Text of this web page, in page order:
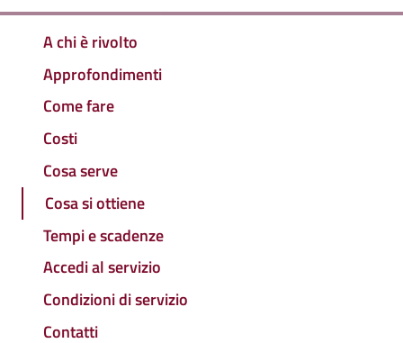
A chi è rivolto
Approfondimenti
Come fare
Costi
Cosa serve
Cosa si ottiene
Tempi e scadenze
Accedi al servizio
Condizioni di servizio
Contatti